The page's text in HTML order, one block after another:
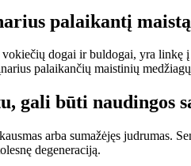
palaikantį
dogai ir buldogai, yra
palaikančių maistinių
gali būti naudingos
arba sumažėjęs
degeneraciją.